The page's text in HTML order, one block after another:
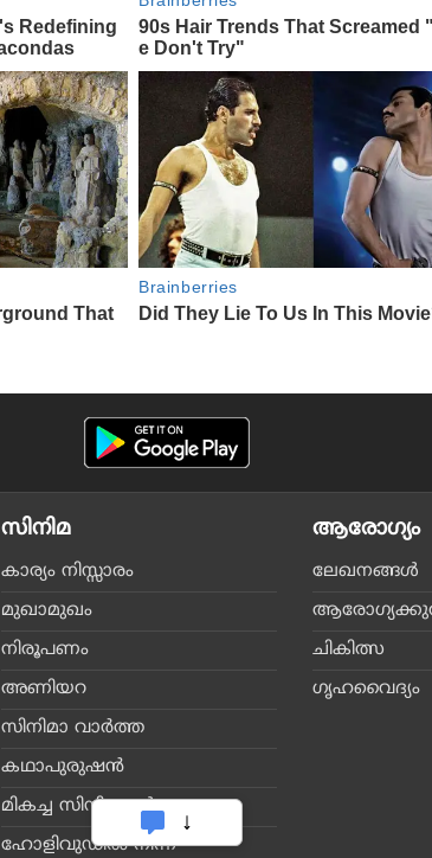
സിനിമ
കാര്യം നിസ്സാരം
മുഖാമുഖം
നിരൂപണം
അണിയറ
സിനിമാ വാര്‍ത്ത
കഥാപുരുഷന്‍
മികച്ച സിനിമകള്‍
ഹോളിവുഡില്‍ നിന്ന്‌
ആരോഗ്യം
ലേഖനങ്ങള്‍
ചികിത്സ
ഗൃഹവൈദ്യം